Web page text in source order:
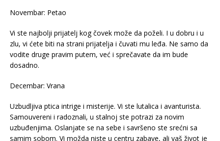
Novembar: Petao
Vi ste najbolji prijatelj kog čovek može da poželi. I u dobru i u
zlu, vi ćete biti na strani prijatelja i čuvati mu leđa. Ne samo da
vodite druge pravim putem, već i sprečavate da im bude
dosadno.
Decembar: Vrana
Uzbudljiva ptica intrige i misterije. Vi ste lutalica i avanturista.
Samouvereni i radoznali, u stalnoj ste potrazi za novim
uzbuđenjima. Oslanjate se na sebe i savršeno ste srećni sa
samim sobom. Vi možda niste u centru zabave, ali vaš život je